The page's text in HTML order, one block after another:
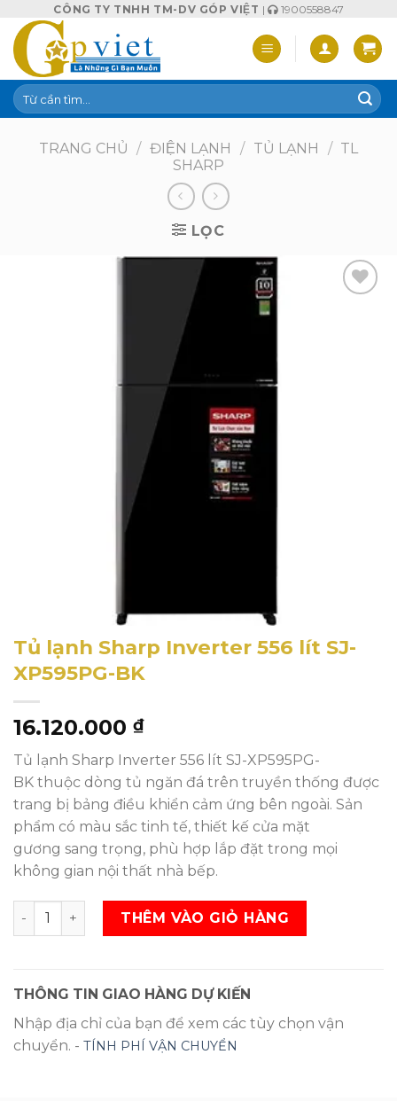
content
CÔNG TY TNHH TM-DV GÓP VIỆT | 1900558847
Tìm
kiếm:
TRANG CHỦ / ĐIỆN LẠNH / TỦ LẠNH / TL
SHARP
LỌC
Tủ lạnh Sharp Inverter 556 lít SJ-
XP595PG-BK
16.120.000 ₫
Tủ lạnh Sharp Inverter 556 lít SJ-XP595PG-
BK thuộc dòng tủ ngăn đá trên truyền thống được
trang bị bảng điều khiển cảm ứng bên ngoài. Sản
phẩm có màu sắc tinh tế, thiết kế cửa mặt
gương sang trọng, phù hợp lắp đặt trong mọi
không gian nội thất nhà bếp.
Tủ lạnh Sharp Inverter 556 lít SJ-XP595PG-BK SL
THÊM VÀO GIỎ HÀNG
THÔNG TIN GIAO HÀNG DỰ KIẾN
Nhập địa chỉ của bạn để xem các tùy chọn vận
chuyển. - TÍNH PHÍ VẬN CHUYỂN